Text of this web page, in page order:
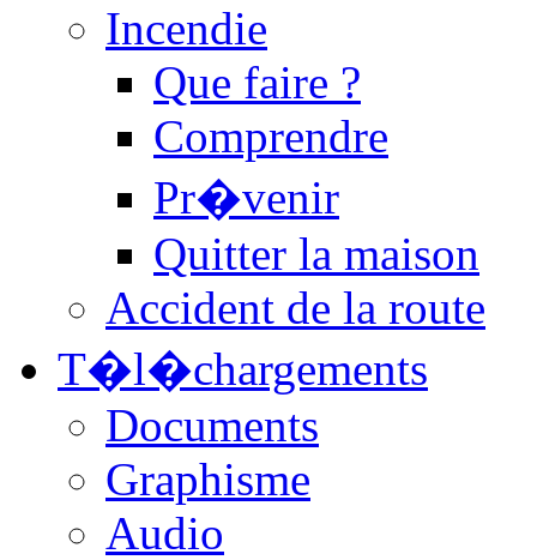
Incendie
Que faire ?
Comprendre
Pr�venir
Quitter la maison
Accident de la route
T�l�chargements
Documents
Graphisme
Audio